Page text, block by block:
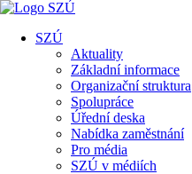
SZÚ
Aktuality
Základní informace
Organizační struktura
Spolupráce
Úřední deska
Nabídka zaměstnání
Pro média
SZÚ v médiích